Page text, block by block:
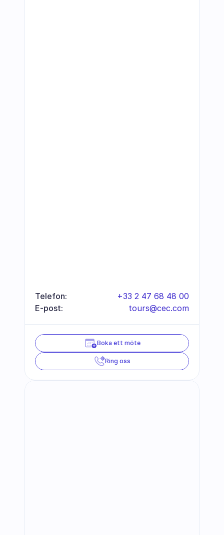
Telefon:
+33 2 47 68 48 00
E-post:
tours@cec.com
Boka ett möte
Ring oss